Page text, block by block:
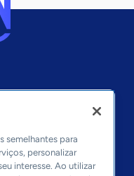
semelhantes para
personalizar
interesse. Ao utilizar